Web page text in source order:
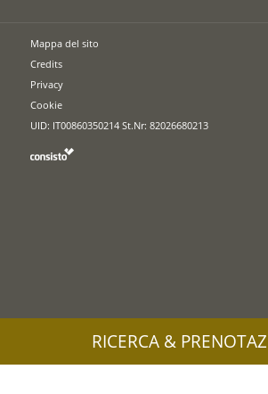
Mappa del sito
Credits
Privacy
Cookie
UID: IT00860350214 St.Nr: 82026680213
RICERCA &